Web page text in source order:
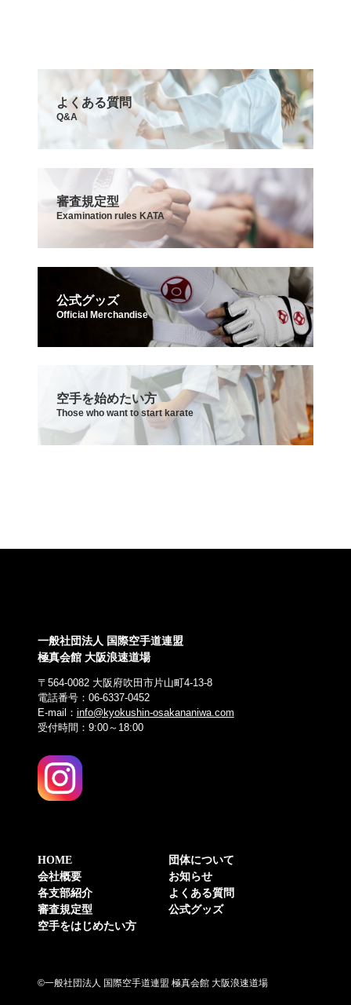
よくある質問
Q&A
審査規定型
Examination rules KATA
公式グッズ
Official Merchandise
空手を始めたい方
Those who want to start karate
一般社団法人 国際空手道連盟
極真会館 大阪浪速道場
〒564-0082 大阪府吹田市片山町4-13-8
電話番号：06-6337-0452
E-mail： info@kyokushin-osakananiwa.com
受付時間：9:00～18:00
HOME
団体について
会社概要
お知らせ
各支部紹介
よくある質問
審査規定型
公式グッズ
空手をはじめたい方
©一般社団法人 国際空手道連盟 極真会館 大阪浪速道場